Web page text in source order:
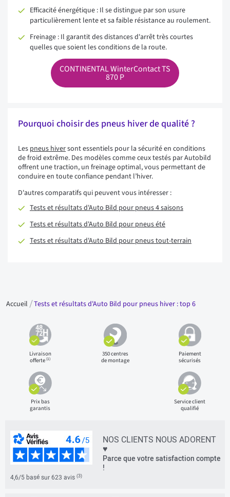
Efficacité énergétique : Il se distingue par son usure
particulièrement lente et sa faible résistance au roulement.
Freinage : Il garantit des distances d'arrêt très courtes
quelles que soient les conditions de la route.
CONTINENTAL WinterContact TS
870 P
Pourquoi choisir des pneus hiver de qualité ?
Les pneus hiversont essentiels pour la sécurité en conditions
de froid extrême. Des modèles comme ceux testés par Autobild
offrent une traction, un freinage optimal, vous permettant de
conduire en toute confiance pendant l’hiver.
D'autres comparatifs qui peuvent vous intéresser :
Tests et résultats d'Auto Bild pour pneus 4 saisons
Tests et résultats d'Auto Bild pour pneus été
Tests et résultats d'Auto Bild pour pneus tout-terrain
Accueil Tests et résultats d'Auto Bild pour pneus hiver : top 6
Livraison
offerte(1)
350 centres
de montage
Paiement
sécurisés
Prix bas
garantis
Service client
qualifié
NOS CLIENTS NOUS ADORENT
♥
Parce que votre satisfaction compte
!
4,6/5 basé sur 623 avis (3)